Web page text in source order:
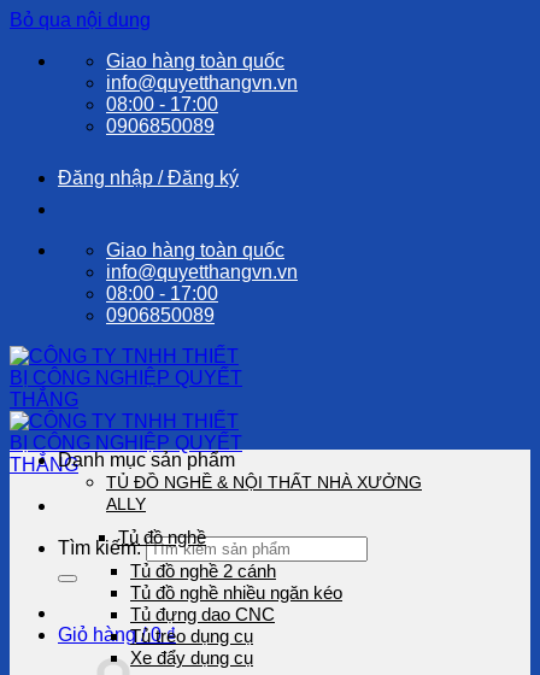
Bỏ qua nội dung
Giao hàng toàn quốc
info@quyetthangvn.vn
08:00 - 17:00
0906850089
Đăng nhập / Đăng ký
Giao hàng toàn quốc
info@quyetthangvn.vn
08:00 - 17:00
0906850089
Tìm kiếm:
Giỏ hàng /0₫
Danh mục sản phẩm
TỦ ĐỒ NGHỀ & NỘI THẤT NHÀ XƯỞNG
ALLY
Tủ đồ nghề
Tủ đồ nghề 2 cánh
Tủ đồ nghề nhiều ngăn kéo
Tủ đựng dao CNC
Tủ treo dụng cụ
Xe đẩy dụng cụ